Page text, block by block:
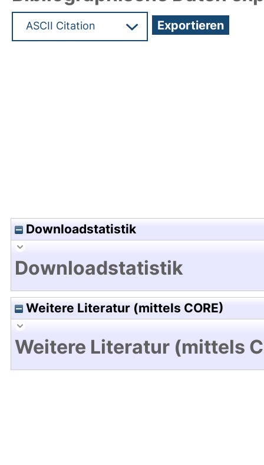
Downloadstatistik
Downloadstatistik
Weitere Literatur (mittels CORE)
Weitere Literatur (mittels